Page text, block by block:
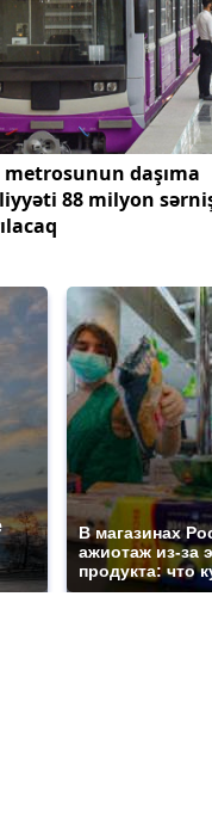
metrosunun daşıma
88 milyon
В магазинах
ажиотаж из-за
продукта: что